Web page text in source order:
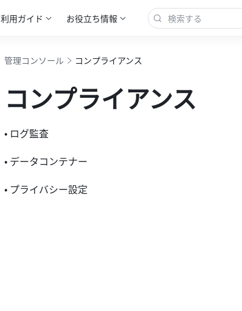
利用ガイド お役立ち情報
管理コンソール コンプライアンス
コンプライアンス
• ログ監査
• データコンテナー
• プライバシー設定